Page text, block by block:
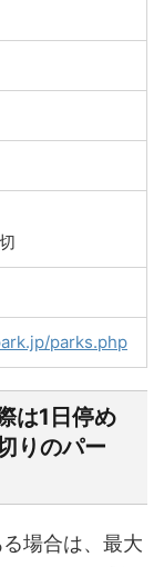
parks.php
は1日停め
りのパー
場合は、最大